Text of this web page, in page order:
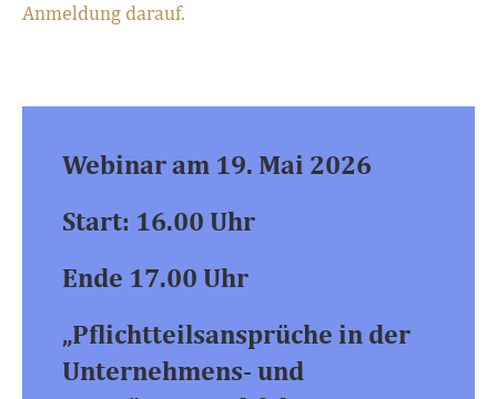
Anmeldung darauf.
Webinar am 19. Mai 2026
Start: 16.00 Uhr
Ende 17.00 Uhr
„Pflichtteilsansprüche in der
Unternehmens- und